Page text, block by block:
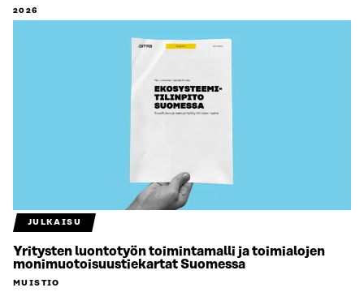
2026
JULKAISU
Yritysten luontotyön toimintamalli ja toimialojen
monimuotoisuustiekartat Suomessa
MUISTIO